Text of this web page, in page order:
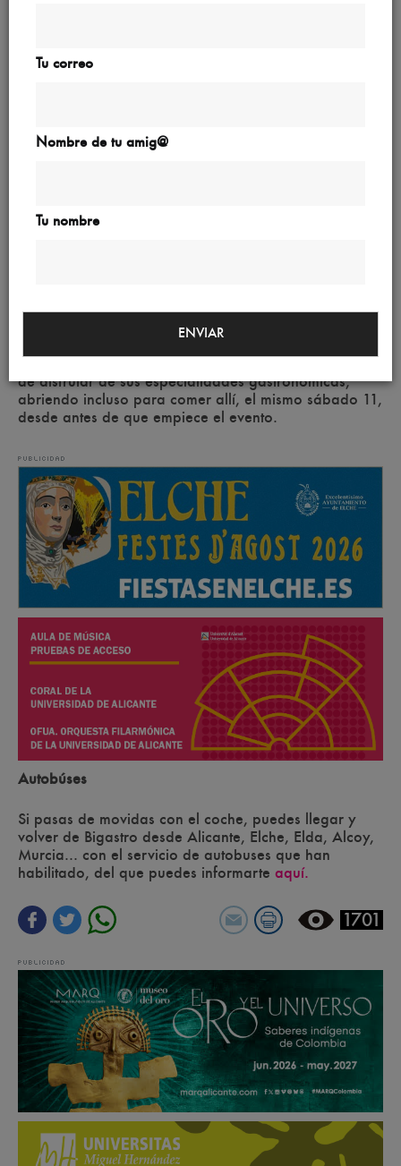
Tu correo
Nombre de tu amig@
Tu nombre
ENVIAR
Opción de alojamiento en tiendas con colchones y
persona en tienda compartida. El horario del
alojamiento será del sábado a las 12 del mediodía al
Carmen 24, ofrecerá durante todo el evento la opción
de disfrutar de sus especialidades gastronómicas,
abriendo incluso para comer allí, el mismo sábado 11,
desde antes de que empiece el evento.
Autobúses
Si pasas de movidas con el coche, puedes llegar y
volver de Bigastro desde Alicante, Elche, Elda, Alcoy,
Murcia... con el servicio de autobuses que han
habilitado, del que puedes informarte aquí.
1701